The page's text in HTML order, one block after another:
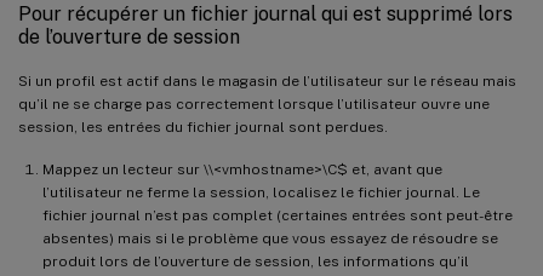
Pour récupérer un fichier journal qui est supprimé lors
de l’ouverture de session
Si un profil est actif dans le magasin de l’utilisateur sur le réseau mais
qu’il ne se charge pas correctement lorsque l’utilisateur ouvre une
session, les entrées du fichier journal sont perdues.
Mappez un lecteur sur \\<vmhostname>\C$ et, avant que
l’utilisateur ne ferme la session, localisez le fichier journal. Le
fichier journal n’est pas complet (certaines entrées sont peut-être
absentes) mais si le problème que vous essayez de résoudre se
produit lors de l’ouverture de session, les informations qu’il